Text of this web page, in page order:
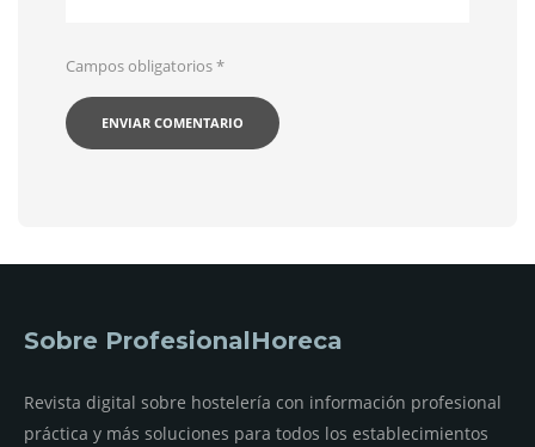
Campos obligatorios*
Sobre ProfesionalHoreca
Revista digital sobre hostelería con información profesional
práctica y más soluciones para todos los establecimientos